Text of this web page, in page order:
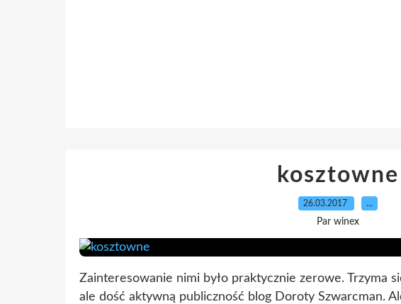
kosztowne
26.03.2017 …
Par winex
Zainteresowanie nimi było praktycznie zerowe. Trzyma
ale dość aktywną publiczność blog Doroty Szwarcman.